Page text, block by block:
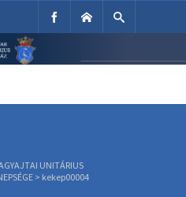
Egyház
UNITÁRIUS
> kekep00004